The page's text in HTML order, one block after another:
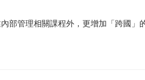
部管理相關課程外，更增加「跨國」